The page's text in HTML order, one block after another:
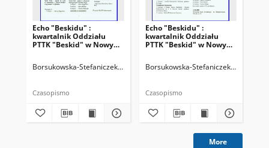
Echo "Beskidu" :
kwartalnik Oddziału
PTTK "Beskid" w Nowym
Borsukowska-Stefaniczek, Małgorzata. Redaktor Sobczyk, Adam.
Czasopismo
Echo "Beskidu" :
kwartalnik Oddziału
PTTK "Beskid" w Nowym
Borsukowska-Stefaniczek,
Czasopismo
More